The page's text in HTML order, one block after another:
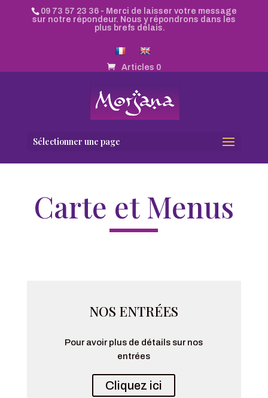
09 73 57 23 36- Merci de laisser votre message
sur notre répondeur. Nous y répondrons dans les
plus brefs délais.
Articles 0
Sélectionner une page
Carte et Menus
NOS ENTRÉES
Pour avoir plus de détails sur nos
entrées
Cliquez ici